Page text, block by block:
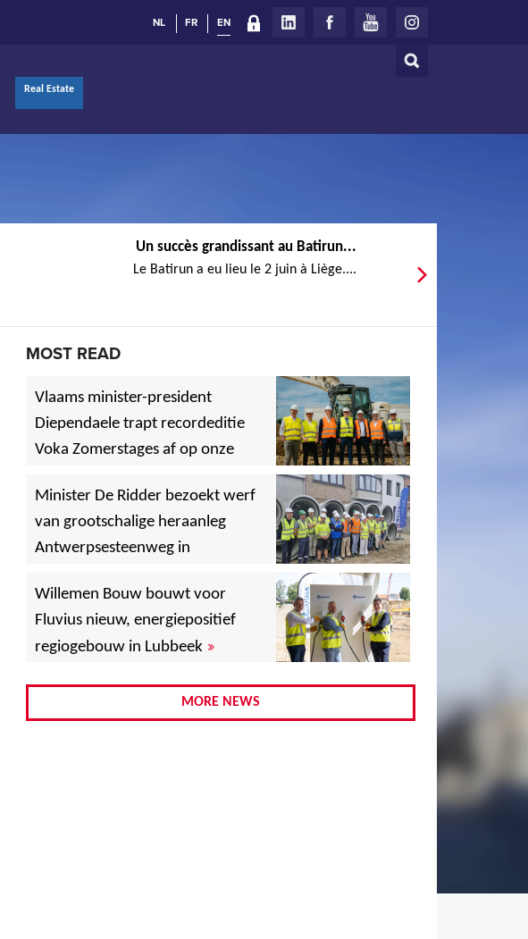
Search
NL FR EN
Real Estate
Un succès grandissant au Batirun...
Le Batirun a eu lieu le 2 juin à Liège....
MOST READ
Vlaams minister-president
Diependaele trapt recordeditie
Voka Zomerstages af op onze
,
,
Minister De Ridder bezoekt werf
van grootschalige heraanleg
Antwerpsesteenweg in
,
Willemen Bouw bouwt voor
Fluvius nieuw, energiepositief
regiogebouw in Lubbeek »
MORE NEWS